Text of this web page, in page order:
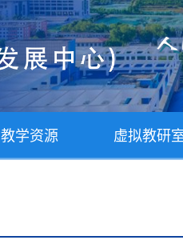
教学资源 虚拟教研